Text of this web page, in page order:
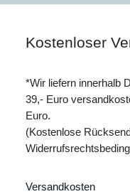
Kostenloser
*Wir liefern innerhalb
39,- Euro
Euro.
(Kostenlose
Versandkosten